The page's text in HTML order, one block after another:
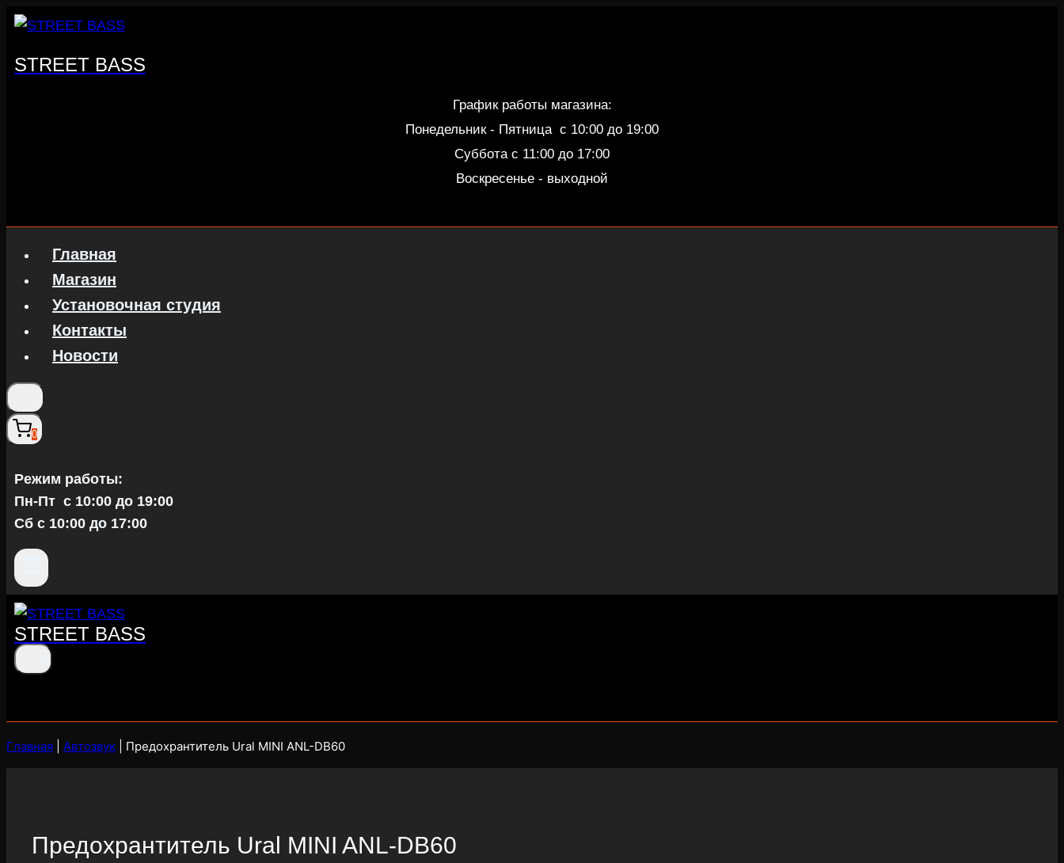
Перейти
содержанию
STREET BASS
График работы магазина:
Понедельник - Пятница c 10:00 до 19:00
Суббота с 11:00 до 17:00
Воскресенье - выходной
Главная
Магазин
Установочная студия
Контакты
Новости
0
Режим работы:
Пн-Пт c 10:00 до 19:00
Сб с 10:00 до 17:00
STREET BASS
Главная Автозвук Предохрантитель Ural MINI ANL-DB60
Предохрантитель Ural MINI ANL-DB60